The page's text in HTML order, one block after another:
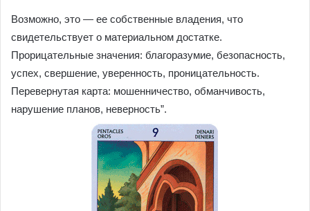
Возможно, это — ее собственные владения, что
свидетельствует о материальном достатке.
Прорицательные значения: благоразумие, безопасность,
успех, свершение, уверенность, проницательность.
Перевернутая карта: мошенничество, обманчивость,
нарушение планов, неверность”.